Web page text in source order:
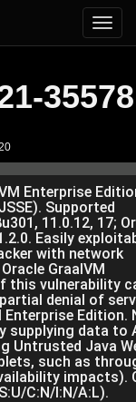
35578
Enterprise
Supported
11.0.12, 17;
Easily
with network
GraalVM
this vulnerability
denial of
Enterprise Edition.
supplying data to
Untrusted Java
such as
impacts).
C:N/I:N/A:L).